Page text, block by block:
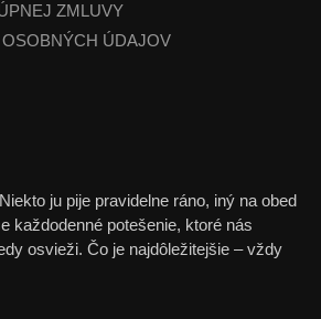
ZMLUVY
ÚDAJOV
ju pije pravidelne ráno, iný na obed
každodenné potešenie, ktoré nás
osvieži. Čo je najdôležitejšie – vždy